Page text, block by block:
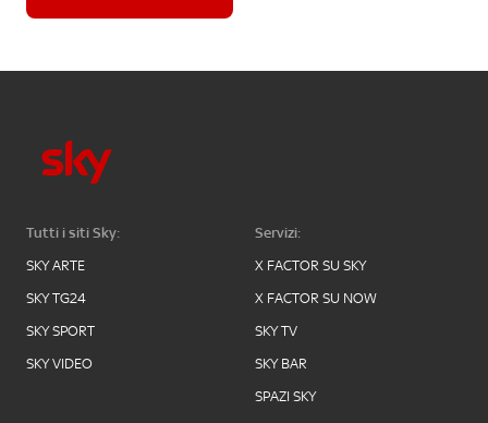
Tutti i siti Sky:
SKY ARTE
SKY TG24
SKY SPORT
SKY VIDEO
Servizi:
X FACTOR SU SKY
X FACTOR SU NOW
SKY TV
SKY BAR
SPAZI SKY